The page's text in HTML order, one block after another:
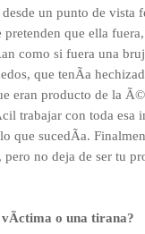
desde un punto de vista
pretenden que ella
como si fuera una
que tenÃ­a
eran producto de la
trabajar con toda esa
que sucedÃ­a.
no deja de ser tu
o una tirana?